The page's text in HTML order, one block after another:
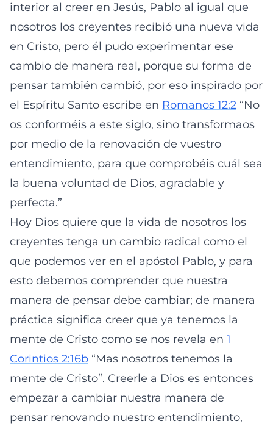
interior al creer en Jesús, Pablo al igual que
nosotros los creyentes recibió una nueva vida
en Cristo, pero él pudo experimentar ese
cambio de manera real, porque su forma de
pensar también cambió, por eso inspirado por
el Espíritu Santo escribe en Romanos 12:2 “No
os conforméis a este siglo, sino transformaos
por medio de la renovación de vuestro
entendimiento, para que comprobéis cuál sea
la buena voluntad de Dios, agradable y
perfecta.”
Hoy Dios quiere que la vida de nosotros los
creyentes tenga un cambio radical como el
que podemos ver en el apóstol Pablo, y para
esto debemos comprender que nuestra
manera de pensar debe cambiar; de manera
práctica significa creer que ya tenemos la
mente de Cristo como se nos revela en 1
Corintios 2:16b “Mas nosotros tenemos la
mente de Cristo”. Creerle a Dios es entonces
empezar a cambiar nuestra manera de
pensar renovando nuestro entendimiento,